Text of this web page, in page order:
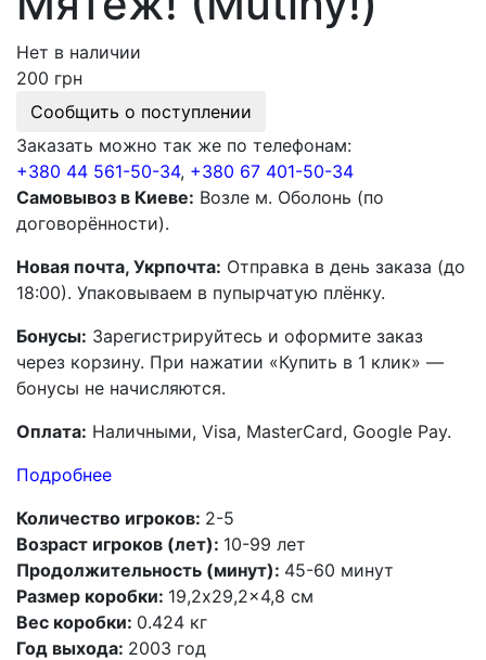
Нет в наличии
200 грн
Сообщить о поступлении
Заказать можно так же по телефонам:
+380 44 561-50-34, +380 67 401-50-34
Самовывоз в Киеве: Возле м. Оболонь (по
договорённости).
Новая почта, Укрпочта: Отправка в день заказа (до
18:00). Упаковываем в пупырчатую плёнку.
Бонусы: Зарегистрируйтесь и оформите заказ
через корзину. При нажатии «Купить в 1 клик» —
бонусы не начисляются.
Оплата: Наличными, Visa, MasterCard, Google Pay.
Подробнее
Количество игроков: 2-5
Возраст игроков (лет): 10-99 лет
Продолжительность (минут): 45-60 минут
Размер коробки: 19,2x29,2x4,8 см
Вес коробки: 0.424 кг
Год выхода: 2003 год